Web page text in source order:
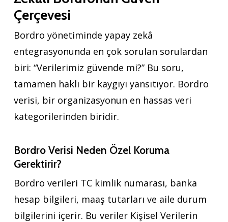
Çerçevesi
Bordro yönetiminde yapay zekâ
entegrasyonunda en çok sorulan sorulardan
biri: “Verilerimiz güvende mi?” Bu soru,
tamamen haklı bir kaygıyı yansıtıyor. Bordro
verisi, bir organizasyonun en hassas veri
kategorilerinden biridir.
Bordro Verisi Neden Özel Koruma
Gerektirir?
Bordro verileri TC kimlik numarası, banka
hesap bilgileri, maaş tutarları ve aile durum
bilgilerini içerir. Bu veriler Kişisel Verilerin